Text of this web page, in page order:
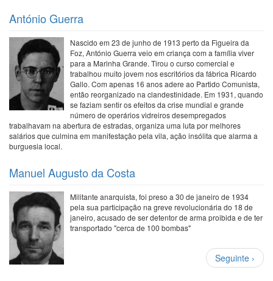
António Guerra
Nascido em 23 de junho de 1913 perto da Figueira da
Foz, António Guerra veio em criança com a família viver
para a Marinha Grande. Tirou o curso comercial e
trabalhou muito jovem nos escritórios da fábrica Ricardo
Gallo. Com apenas 16 anos adere ao Partido Comunista,
então reorganizado na clandestinidade. Em 1931, quando
se faziam sentir os efeitos da crise mundial e grande
número de operários vidreiros desempregados
trabalhavam na abertura de estradas, organiza uma luta por melhores
salários que culmina em manifestação pela vila, ação insólita que alarma a
burguesia local.
Manuel Augusto da Costa
Militante anarquista, foi preso a 30 de janeiro de 1934
pela sua participação na greve revolucionária do 18 de
janeiro, acusado de ser detentor de arma proibida e de ter
transportado "cerca de 100 bombas"
Paginação
Próxima
página
Seguinte ›